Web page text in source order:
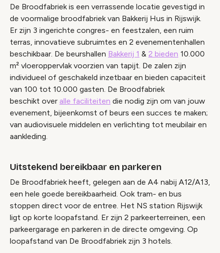
De Broodfabriek is een verrassende locatie gevestigd in
de voormalige broodfabriek van Bakkerij Hus in Rijswijk.
Er zijn 3 ingerichte congres- en feestzalen, een ruim
terras, innovatieve subruimtes en 2 evenementenhallen
beschikbaar. De beurshallen Bakkerij 1 & 2 bieden 10.000
m² vloeroppervlak voorzien van tapijt. De zalen zijn
individueel of geschakeld inzetbaar en bieden capaciteit
van 100 tot 10.000 gasten. De Broodfabriek
beschikt over alle faciliteiten die nodig zijn om van jouw
evenement, bijeenkomst of beurs een succes te maken;
van audiovisuele middelen en verlichting tot meubilair en
aankleding.
Uitstekend bereikbaar en parkeren
De Broodfabriek heeft, gelegen aan de A4 nabij A12/A13,
een hele goede bereikbaarheid. Ook tram- en bus
stoppen direct voor de entree. Het NS station Rijswijk
ligt op korte loopafstand. Er zijn 2 parkeerterreinen, een
parkeergarage en parkeren in de directe omgeving. Op
loopafstand van De Broodfabriek zijn 3 hotels.